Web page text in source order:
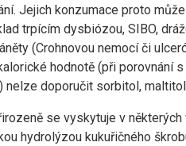
Jejich konzumace proto
trpícím dysbiózou, SIBO,
(Crohnovou nemocí či
hodnotě (při porovnání
doporučit sorbitol,
se vyskytuje v
hydrolýzou kukuřičného